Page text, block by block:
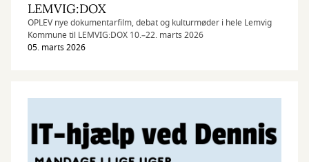
LEMVIG:DOX
OPLEV nye dokumentarfilm, debat og kulturmøder i hele Lemvig
Kommune til LEMVIG:DOX 10.–22. marts 2026
05. marts 2026